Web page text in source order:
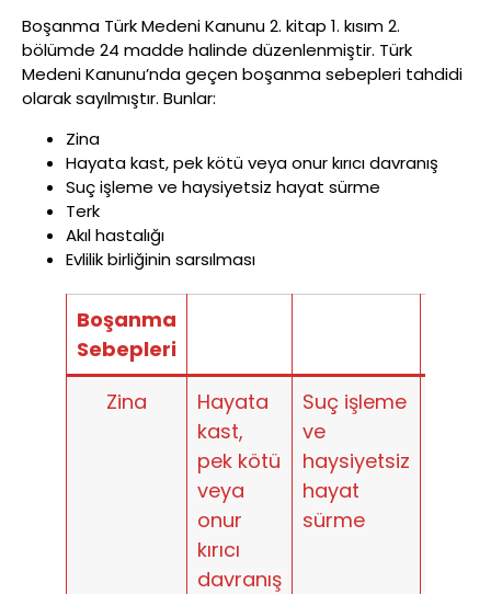
Boşanma Türk Medeni Kanunu 2. kitap 1. kısım 2.
bölümde 24 madde halinde düzenlenmiştir. Türk
Medeni Kanunu’nda geçen boşanma sebepleri tahdidi
olarak sayılmıştır. Bunlar:
Zina
Hayata kast, pek kötü veya onur kırıcı davranış
Suç işleme ve haysiyetsiz hayat sürme
Terk
Akıl hastalığı
Evlilik birliğinin sarsılması
Boşanma
Sebepleri
Zina
Hayata
kast,
pek kötü
veya
onur
kırıcı
davranış
Suç işleme
ve
haysiyetsiz
hayat
sürme